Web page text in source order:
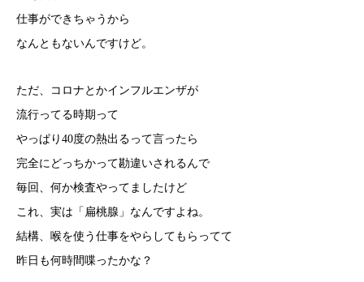
仕事ができちゃうから
なんともないんですけど。
ただ、コロナとかインフルエンザが
流行ってる時期って
やっぱり40度の熱出るって言ったら
完全にどっちかって勘違いされるんで
毎回、何か検査やってましたけど
これ、実は「扁桃腺」なんですよね。
結構、喉を使う仕事をやらしてもらってて
昨日も何時間喋ったかな？